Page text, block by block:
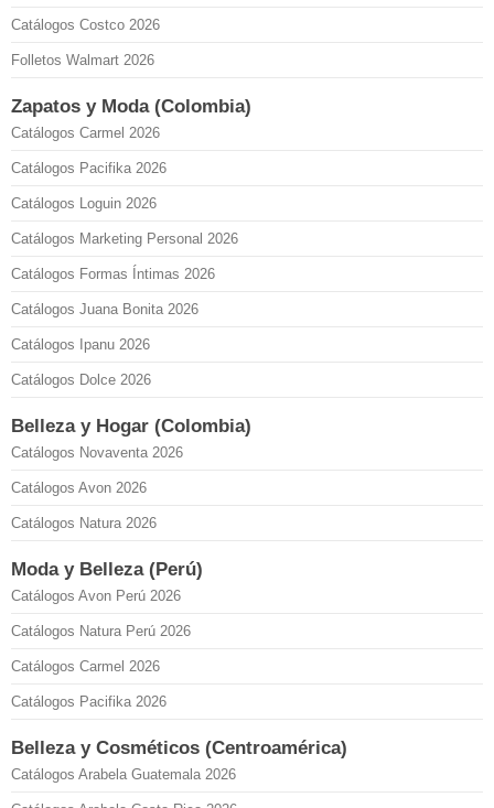
Catálogos Costco 2026
Folletos Walmart 2026
Zapatos y Moda (Colombia)
Catálogos Carmel 2026
Catálogos Pacifika 2026
Catálogos Loguin 2026
Catálogos Marketing Personal 2026
Catálogos Formas Íntimas 2026
Catálogos Juana Bonita 2026
Catálogos Ipanu 2026
Catálogos Dolce 2026
Belleza y Hogar (Colombia)
Catálogos Novaventa 2026
Catálogos Avon 2026
Catálogos Natura 2026
Moda y Belleza (Perú)
Catálogos Avon Perú 2026
Catálogos Natura Perú 2026
Catálogos Carmel 2026
Catálogos Pacifika 2026
Belleza y Cosméticos (Centroamérica)
Catálogos Arabela Guatemala 2026